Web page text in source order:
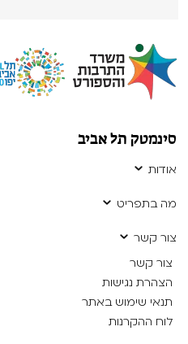
סינמטק תל אביב
אודות
מה בתפריט
צור קשר
צור קשר
הצהרת נגישות
תנאי שימוש באתר
לוח ההקרנות